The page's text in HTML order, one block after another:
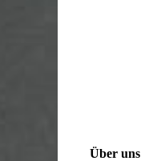
Über uns